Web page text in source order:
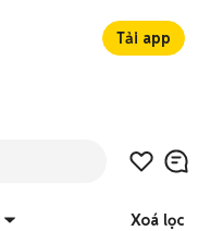
Tải app
Xoá lọc